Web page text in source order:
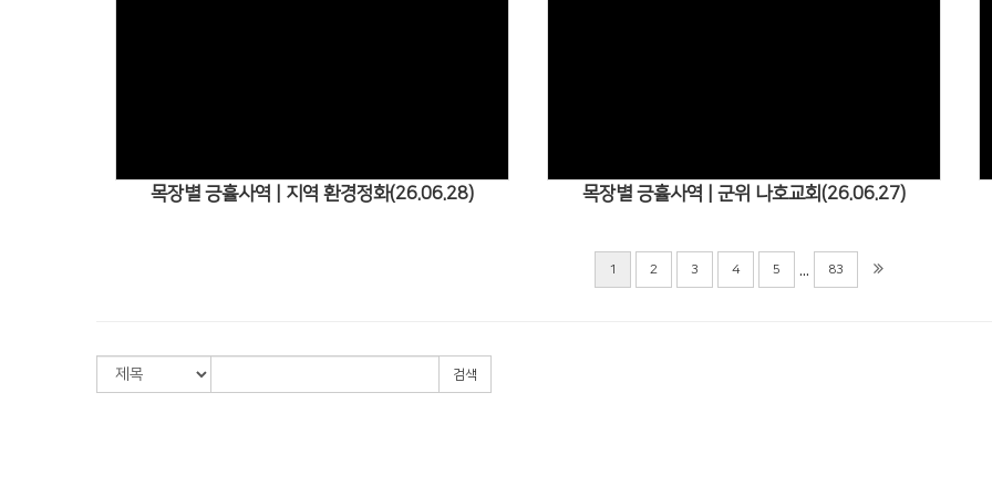
목장별 긍휼사역 | 지역 환경정화(26.06.28) 목장별 긍휼사역 | 군위 나호교회(26.06.27)
1 2 3 4 5 ... 83
검색